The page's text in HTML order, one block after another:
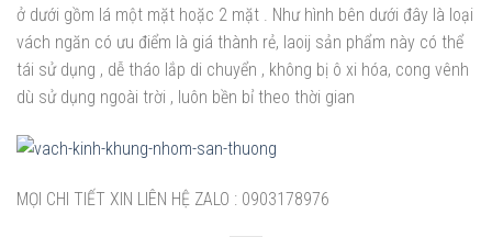
ở dưới gồm lá một mặt hoặc 2 mặt . Như hình bên dưới đây là loại
vách ngăn có ưu điểm là giá thành rẻ, laoij sản phẩm này có thể
tái sử dụng , dễ tháo lắp di chuyển , không bị ô xi hóa, cong vênh
dù sử dụng ngoài trời , luôn bền bỉ theo thời gian
MỌI CHI TIẾT XIN LIÊN HỆ ZALO : 0903178976